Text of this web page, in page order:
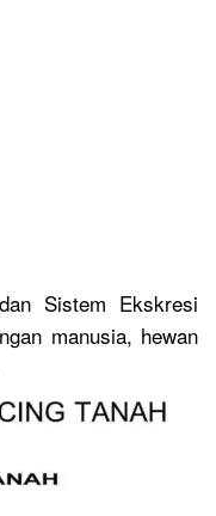
Sistem Ekskresi
manusia, hewan